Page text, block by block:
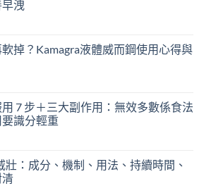
洩
掉？Kamagra液體威而鋼使用心得與
7 步＋三大副作用：無效多數係食法
識分輕重
壯：成分、機制、用法、持續時間、